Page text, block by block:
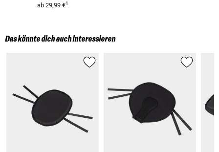
ab 29,99 €1
Das könnte dich auch interessieren